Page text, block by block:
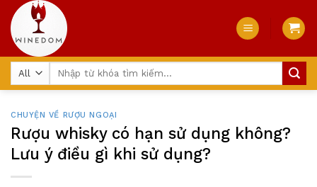
Skip
content
CHUYỆN VỀ RƯỢU NGOẠI
Rượu whisky có hạn sử dụng không?
Lưu ý điều gì khi sử dụng?